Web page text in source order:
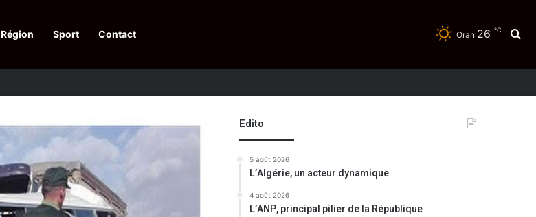
Région Sport Contact Oran 26 ℃
Edito
5 août 2026
L’Algérie, un acteur dynamique
4 août 2026
L’ANP, principal pilier de la République